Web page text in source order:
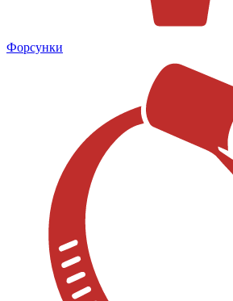
Форсунки